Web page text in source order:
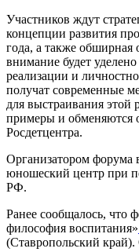
Участников ждут
концепции развития
года, а также обширная
внимание будет
реализации и
получат современные
для выстраивания этой
примеры и обменяются
Росдетцентра.
Организатором форума
юношеский центр при
РФ.
Ранее сообщалось, что
философия воспитания»
(Ставропольский